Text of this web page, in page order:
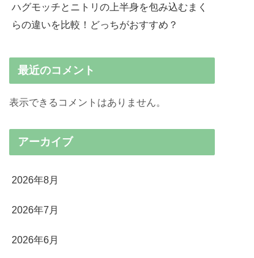
ハグモッチとニトリの上半身を包み込むまく
らの違いを比較！どっちがおすすめ？
最近のコメント
表示できるコメントはありません。
アーカイブ
2026年8月
2026年7月
2026年6月